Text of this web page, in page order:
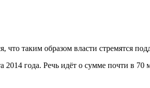
таким образом власти стремятся
2014 года. Речь идёт о сумме почти в 70